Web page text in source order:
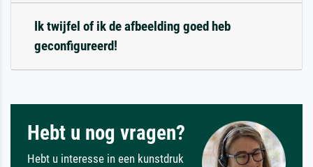
Ik twijfel of ik de afbeelding goed heb
geconfigureerd!
Hebt u nog vragen?
Hebt u interesse in een kunstdruk